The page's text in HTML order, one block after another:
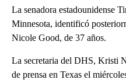
La senadora estadounidense
Minnesota, identificó
Nicole Good, de 37 años.
La secretaria del DHS, Kristi
de prensa en Texas el